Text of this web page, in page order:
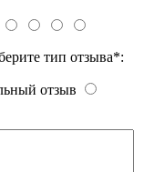
тип отзыва*:
отзыв